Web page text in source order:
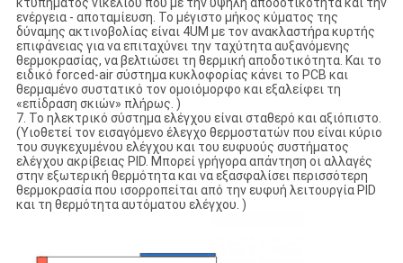
κτυπήματος νικελίου που με την υψηλή αποδοτικότητα και την
ενέργεια - αποταμίευση. Το μέγιστο μήκος κύματος της
δύναμης ακτινοβολίας είναι 4UM με τον ανακλαστήρα κυρτής
επιφάνειας για να επιταχύνει την ταχύτητα αυξανόμενης
θερμοκρασίας, να βελτιώσει τη θερμική αποδοτικότητα. Και το
ειδικό forced-air σύστημα κυκλοφορίας κάνει το PCB και
θερμαμένο συστατικό τον ομοιόμορφο και εξαλείφει τη
«επίδραση σκιών» πλήρως. )
7. Το ηλεκτρικό σύστημα ελέγχου είναι σταθερό και αξιόπιστο.
(Υιοθετεί τον εισαγόμενο έλεγχο θερμοστατών που είναι κύριο
του συγκεχυμένου ελέγχου και του ευφυούς συστήματος
ελέγχου ακρίβειας PID. Μπορεί γρήγορα απάντηση οι αλλαγές
στην εξωτερική θερμότητα και να εξασφαλίσει περισσότερη
θερμοκρασία που ισορροπείται από την ευφυή λειτουργία PID
και τη θερμότητα αυτόματου ελέγχου. )